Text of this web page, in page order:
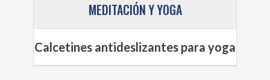
MEDITACIÓN Y YOGA
Calcetines antideslizantes para yoga